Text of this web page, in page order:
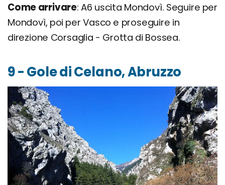
Come arrivare: A6 uscita Mondovì. Seguire per
Mondovì, poi per Vasco e proseguire in
direzione Corsaglia - Grotta di Bossea.
9 - Gole di Celano, Abruzzo